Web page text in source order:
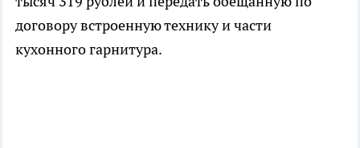
договору встроенную технику и части
кухонного гарнитура.